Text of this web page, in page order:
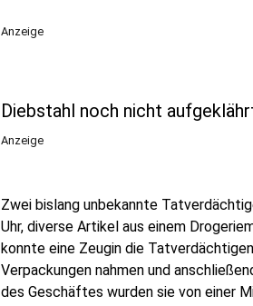
Anzeige
Diebstahl noch nicht
Anzeige
Zwei bislang unbekannte
Uhr, diverse Artikel aus einem
konnte eine Zeugin die
Verpackungen nahmen und
des Geschäftes wurden sie von einer